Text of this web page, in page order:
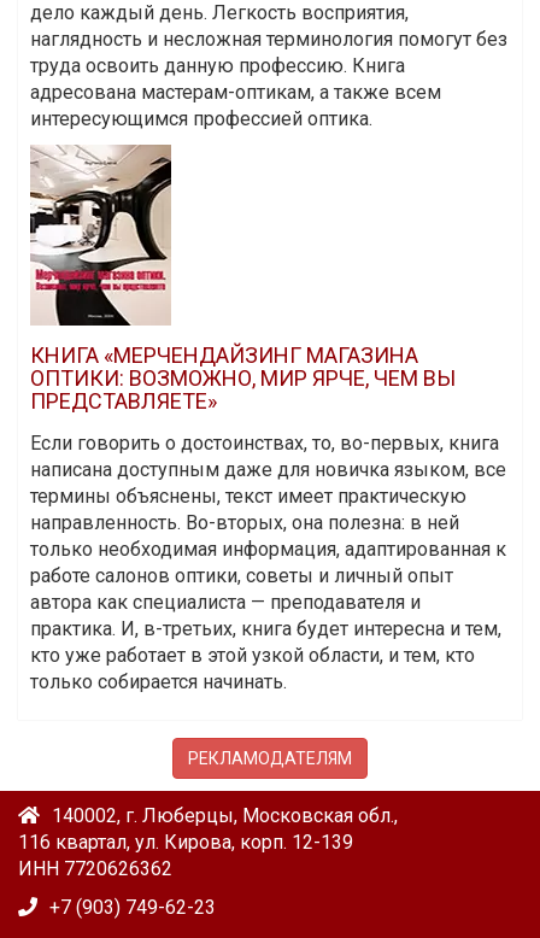
дело каждый день. Легкость восприятия,
наглядность и несложная терминология помогут без
труда освоить данную профессию. Книга
адресована мастерам-оптикам, а также всем
интересующимся профессией оптика.
КНИГА «МЕРЧЕНДАЙЗИНГ МАГАЗИНА
ОПТИКИ: ВОЗМОЖНО, МИР ЯРЧЕ, ЧЕМ ВЫ
ПРЕДСТАВЛЯЕТЕ»
Если говорить о достоинствах, то, во-первых, книга
написана доступным даже для новичка языком, все
термины объяснены, текст имеет практическую
направленность. Во-вторых, она полезна: в ней
только необходимая информация, адаптированная к
работе салонов оптики, советы и личный опыт
автора как специалиста — преподавателя и
практика. И, в-третьих, книга будет интересна и тем,
кто уже работает в этой узкой области, и тем, кто
только собирается начинать.
РЕКЛАМОДАТЕЛЯМ
140002, г. Люберцы, Московская обл.,
116 квартал, ул. Кирова, корп. 12-139
ИНН 7720626362
+7 (903) 749-62-23